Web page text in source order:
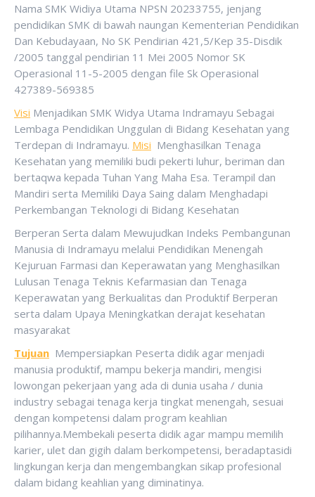
Nama SMK Widiya Utama NPSN 20233755, jenjang
pendidikan SMK di bawah naungan Kementerian Pendidikan
Dan Kebudayaan, No SK Pendirian 421,5/Kep 35-Disdik
/2005 tanggal pendirian 11 Mei 2005 Nomor SK
Operasional 11-5-2005 dengan file Sk Operasional
427389-569385
Visi Menjadikan SMK Widya Utama Indramayu Sebagai
Lembaga Pendidikan Unggulan di Bidang Kesehatan yang
Terdepan di Indramayu. Misi Menghasilkan Tenaga
Kesehatan yang memiliki budi pekerti luhur, beriman dan
bertaqwa kepada Tuhan Yang Maha Esa. Terampil dan
Mandiri serta Memiliki Daya Saing dalam Menghadapi
Perkembangan Teknologi di Bidang Kesehatan
Berperan Serta dalam Mewujudkan Indeks Pembangunan
Manusia di Indramayu melalui Pendidikan Menengah
Kejuruan Farmasi dan Keperawatan yang Menghasilkan
Lulusan Tenaga Teknis Kefarmasian dan Tenaga
Keperawatan yang Berkualitas dan Produktif Berperan
serta dalam Upaya Meningkatkan derajat kesehatan
masyarakat
Tujuan Mempersiapkan Peserta didik agar menjadi
manusia produktif, mampu bekerja mandiri, mengisi
lowongan pekerjaan yang ada di dunia usaha / dunia
industry sebagai tenaga kerja tingkat menengah, sesuai
dengan kompetensi dalam program keahlian
pilihannya.Membekali peserta didik agar mampu memilih
karier, ulet dan gigih dalam berkompetensi, beradaptasidi
lingkungan kerja dan mengembangkan sikap profesional
dalam bidang keahlian yang diminatinya.